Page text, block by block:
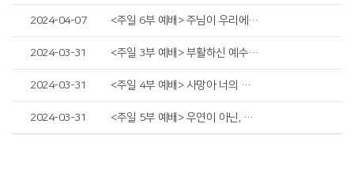
2024-04-07 <주일 6부 예배> 주님이 우리에게 원하시는 것
2024-03-31 <주일 3부 예배> 부활하신 예수님을 만난 사람들
2024-03-31 <주일 4부 예배> 사망아 너의 승리가 어디 있느냐?
2024-03-31 <주일 5부 예배> 우연이 아닌, 운명의 시작